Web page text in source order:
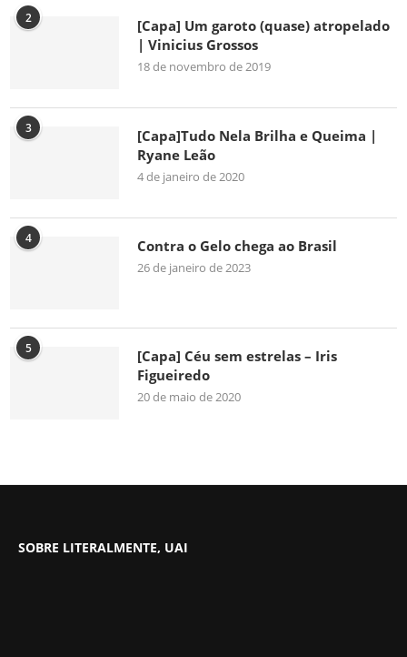
2
[Capa] Um garoto (quase) atropelado
| Vinicius Grossos
18 de novembro de 2019
3
[Capa]Tudo Nela Brilha e Queima |
Ryane Leão
4 de janeiro de 2020
4 Contra o Gelo chega ao Brasil
26 de janeiro de 2023
5
[Capa] Céu sem estrelas – Iris
Figueiredo
20 de maio de 2020
SOBRE LITERALMENTE, UAI